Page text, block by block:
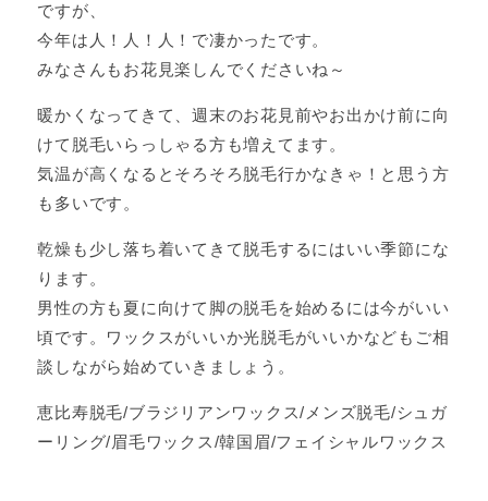
ですが、
今年は人！人！人！で凄かったです。
みなさんもお花見楽しんでくださいね～
暖かくなってきて、週末のお花見前やお出かけ前に向
けて脱毛いらっしゃる方も増えてます。
気温が高くなるとそろそろ脱毛行かなきゃ！と思う方
も多いです。
乾燥も少し落ち着いてきて脱毛するにはいい季節にな
ります。
男性の方も夏に向けて脚の脱毛を始めるには今がいい
頃です。ワックスがいいか光脱毛がいいかなどもご相
談しながら始めていきましょう。
恵比寿脱毛/ブラジリアンワックス/メンズ脱毛/シュガ
ーリング/眉毛ワックス/韓国眉/フェイシャルワックス